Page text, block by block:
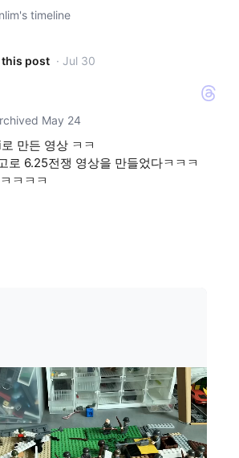
timeline
this post · Jul 30
May 24
만든 영상 ㅋㅋ
로 6.25전쟁 영상을 만들었다ㅋㅋㅋ
ㅋㅋㅋ